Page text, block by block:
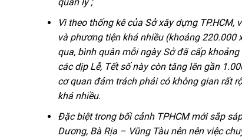
quản lý ;
Vì theo thống kê của Sở xây dựng TP.HCM,
và phương tiện khá nhiều (khoảng 220.000
qua, bình quân mỗi ngàySở đã cấp
các dịp Lễ, Tết số này còn tăng lên gần
cơquan đảm trách phải có không gian rất
khá nhiều.
Đặc biệt trong bối cảnh TPHCM mới sắp
Dương, Bà Rịa – Vũng Tàu nên nên việc